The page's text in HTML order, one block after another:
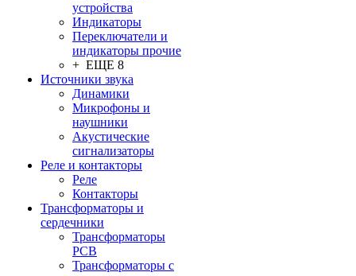
устройства
Индикаторы
Переключатели и
индикаторы прочие
+ ЕЩЕ 8
Источники звука
Динамики
Микрофоны и
наушники
Акустические
сигнализаторы
Реле и контакторы
Реле
Контакторы
Трансформаторы и
сердечники
Трансформаторы
PCB
Трансформаторы с